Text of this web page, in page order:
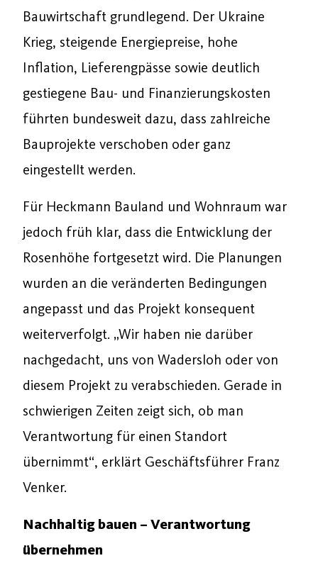
Bauwirtschaft grundlegend. Der Ukraine
Krieg, steigende Energiepreise, hohe
Inflation, Lieferengpässe sowie deutlich
gestiegene Bau- und Finanzierungskosten
führten bundesweit dazu, dass zahlreiche
Bauprojekte verschoben oder ganz
eingestellt werden.
Für Heckmann Bauland und Wohnraum war
jedoch früh klar, dass die Entwicklung der
Rosenhöhe fortgesetzt wird. Die Planungen
wurden an die veränderten Bedingungen
angepasst und das Projekt konsequent
weiterverfolgt. „Wir haben nie darüber
nachgedacht, uns von Wadersloh oder von
diesem Projekt zu verabschieden. Gerade in
schwierigen Zeiten zeigt sich, ob man
Verantwortung für einen Standort
übernimmt“, erklärt Geschäftsführer Franz
Venker.
Nachhaltig bauen – Verantwortung
übernehmen